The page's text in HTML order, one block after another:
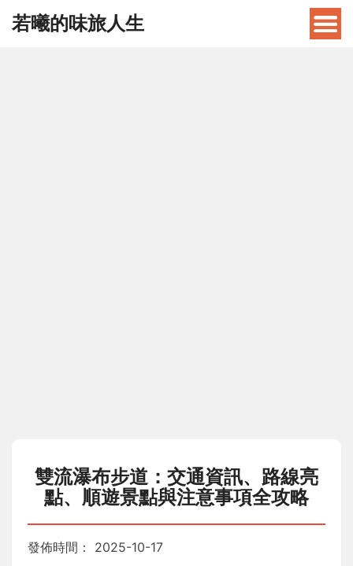
若曦的味旅人生
雙流瀑布步道：交通資訊、路線亮
點、順遊景點與注意事項全攻略
發佈時間： 2025-10-17